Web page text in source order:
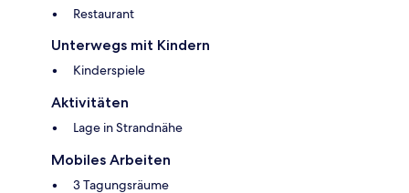
Restaurant
Unterwegs mit Kindern
Kinderspiele
Aktivitäten
Lage in Strandnähe
Mobiles Arbeiten
3 Tagungsräume